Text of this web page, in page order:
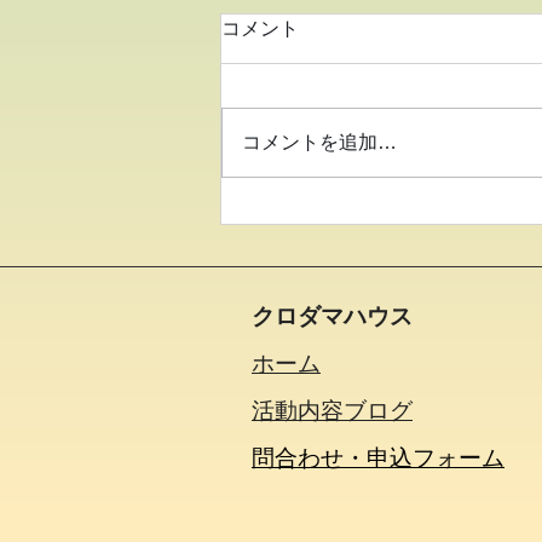
コメント
コメントを追加…
クロダマハウス
ホーム
活動内容​ブログ​
問合わせ・申込フォーム